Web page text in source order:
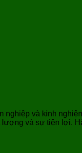
nghiệp và kinh
lượng và sự tiện lợi.